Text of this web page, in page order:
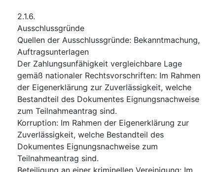
2.1.6.
Ausschlussgründe
Quellen der Ausschlussgründe: Bekanntmachung,
Auftragsunterlagen
Der Zahlungsunfähigkeit vergleichbare Lage
gemäß nationaler Rechtsvorschriften: Im Rahmen
der Eigenerklärung zur Zuverlässigkeit, welche
Bestandteil des Dokumentes Eignungsnachweise
zum Teilnahmeantrag sind.
Korruption: Im Rahmen der Eigenerklärung zur
Zuverlässigkeit, welche Bestandteil des
Dokumentes Eignungsnachweise zum
Teilnahmeantrag sind.
Beteiligung an einer kriminellen Vereinigung: Im